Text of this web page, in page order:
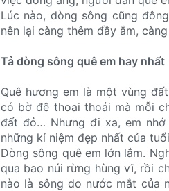
Lúc nào, dòng sông cũng
nên lại càng thêm đầy ắm,
Tả dòng sông quê em hay nhất
Quê hương em là một vùng
có bờ đê thoai thoải mà mỗi
đất đỏ… Nhưng đi xa, em
những kỉ niệm đẹp nhất của
Dòng sông quê em lớn lắm.
qua bao núi rừng hùng vĩ, rồi
nào là sông do nước mắt của